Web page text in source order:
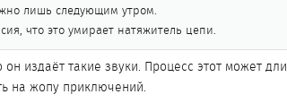
лишь следующим утром.
что это умирает натяжитель цепи.
издаёт такие звуки. Процесс этот может
на жопу приключений.